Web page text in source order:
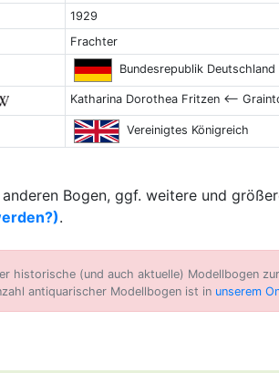
1929
Frachter
Bundesrepublik Deutschland
Katharina Dorothea Fritzen <--
Vereinigtes Königreich
Bogen, ggf. weitere und
.
historische (und auch aktuelle) Modellbogen
antiquarischer Modellbogen ist in unserem